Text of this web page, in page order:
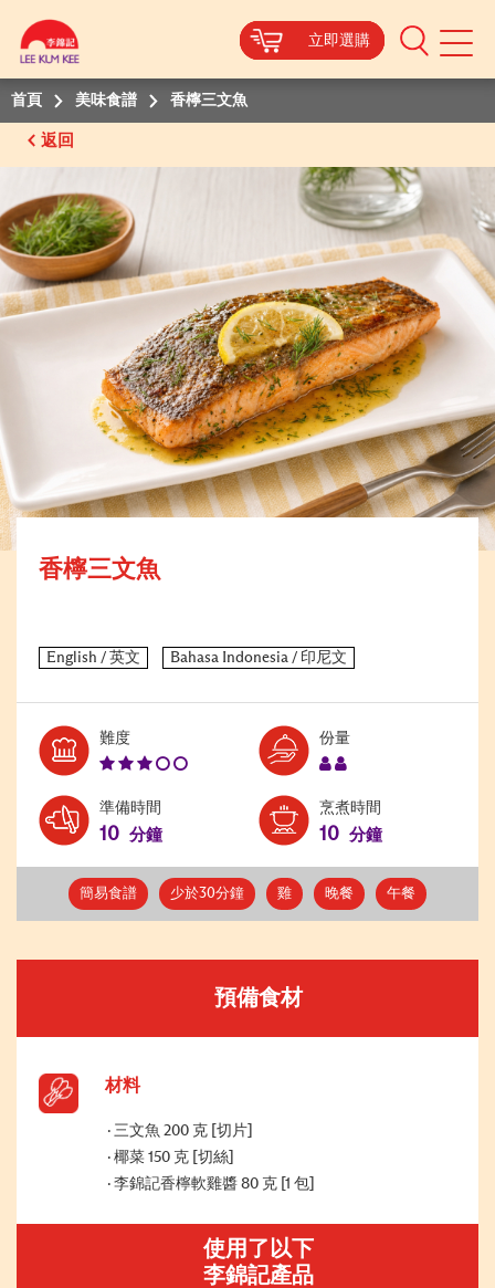
立即選購
Mobile
立即選購
立即選購
立即選購
首頁 美味食譜 香檸三文魚
返回
香檸三文魚
難度Level:
份量Serves:
準備時間
10 分鐘
烹煮時間
10 分鐘
簡易食譜 少於30分鐘 雞 晚餐 午餐
預備食材
材料
三文魚 200 克 [切片]
椰菜 150 克 [切絲]
李錦記香檸軟雞醬 80 克 [1 包]
使用了以下
李錦記產品